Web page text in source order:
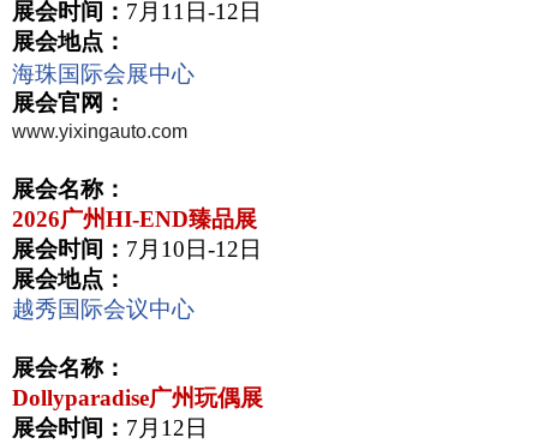
展会时间： 7 月 11 日-12 日
展会地点：
海珠国际会展中心
展会官网：
www.yixingauto.com
展会名称：
2026广州HI-END臻品展
展会时间： 7 月 10 日-12 日
展会地点：
越秀国际会议中心
展会名称：
Dollyparadise广州玩偶展
展会时间： 7 月 12 日